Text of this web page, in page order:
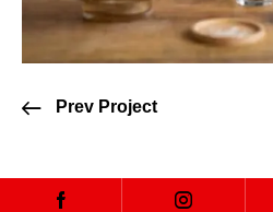
Prev Project